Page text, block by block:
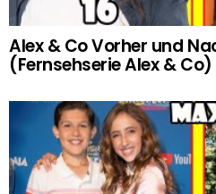
Alex & Co Vorher und
(Fernsehserie Alex & Co)